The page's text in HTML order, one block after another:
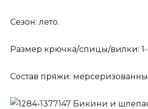
Сезон: лето.
Размер крючка/спицы/вилки: 1-
Состав пряжи:
Бикини и